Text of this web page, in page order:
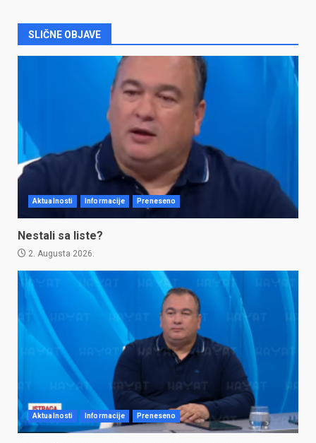
SLIČNE OBJAVE
Aktualnosti Informacije Preneseno
Nestali sa liste?
2. Augusta 2026.
Aktualnosti Informacije Preneseno